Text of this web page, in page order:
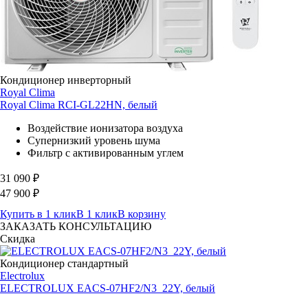
Кондиционер инверторный
Royal Clima
Royal Clima RCI-GL22HN, белый
Воздействие ионизатора воздуха
Супернизкий уровень шума
Фильтр с активированным углем
31 090 ₽
47 900 ₽
Купить в 1 кликВ 1 кликВ корзину
ЗАКАЗАТЬ КОНСУЛЬТАЦИЮ
Скидка
Кондиционер стандартный
Electrolux
ELECTROLUX EACS-07HF2/N3_22Y, белый